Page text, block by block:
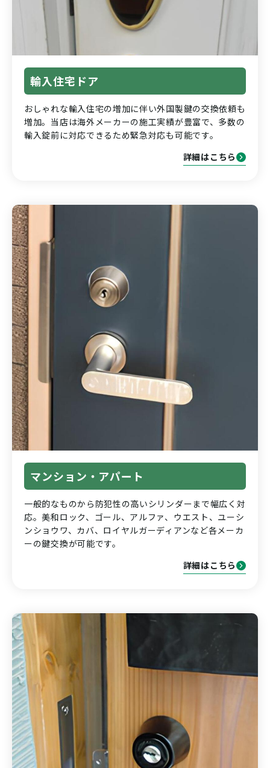
輸入住宅ドア
おしゃれな輸入住宅の増加に伴い外国製鍵の交換依頼も
増加。当店は海外メーカーの施工実績が豊富で、多数の
輸入錠前に対応できるため緊急対応も可能です。
詳細はこちら
マンション・アパート
一般的なものから防犯性の高いシリンダーまで幅広く対
応。美和ロック、ゴール、アルファ、ウエスト、ユーシ
ンショウワ、カバ、ロイヤルガーディアンなど各メーカ
ーの鍵交換が可能です。
詳細はこちら